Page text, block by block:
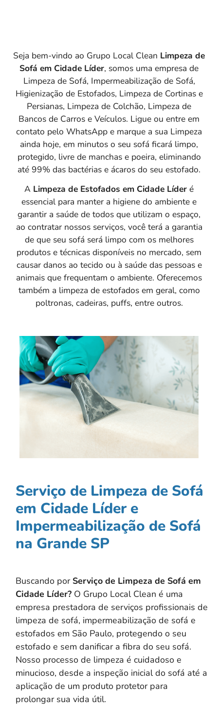
Seja bem-vindo ao Grupo Local Clean Limpeza de
Sofá em Cidade Líder, somos uma empresa de
Limpeza de Sofá, Impermeabilização de Sofá,
Higienização de Estofados, Limpeza de Cortinas e
Persianas, Limpeza de Colchão, Limpeza de
Bancos de Carros e Veículos. Ligue ou entre em
contato pelo WhatsApp e marque a sua Limpeza
ainda hoje, em minutos o seu sofá ficará limpo,
protegido, livre de manchas e poeira, eliminando
até 99% das bactérias e ácaros do seu estofado.
A Limpeza de Estofados em Cidade Líder é
essencial para manter a higiene do ambiente e
garantir a saúde de todos que utilizam o espaço,
ao contratar nossos serviços, você terá a garantia
de que seu sofá será limpo com os melhores
produtos e técnicas disponíveis no mercado, sem
causar danos ao tecido ou à saúde das pessoas e
animais que frequentam o ambiente. Oferecemos
também a limpeza de estofados em geral, como
poltronas, cadeiras, puffs, entre outros.
Serviço de Limpeza de Sofá
em Cidade Líder e
Impermeabilização de Sofá
na Grande SP
Buscando por Serviço de Limpeza de Sofá em
Cidade Líder? O Grupo Local Clean é uma
empresa prestadora de serviços profissionais de
limpeza de sofá, impermeabilização de sofá e
estofados em São Paulo, protegendo o seu
estofado e sem danificar a fibra do seu sofá.
Nosso processo de limpeza é cuidadoso e
minucioso, desde a inspeção inicial do sofá até a
aplicação de um produto protetor para
prolongar sua vida útil.